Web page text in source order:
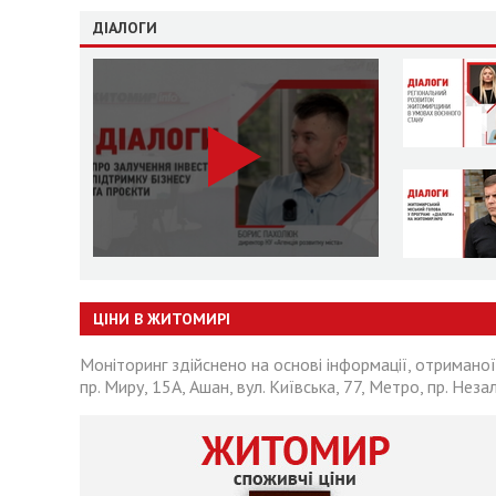
ДІАЛОГИ
ЦІНИ В ЖИТОМИРІ
Моніторинг здійснено на основі інформації,
пр. Миру, 15А, Ашан, вул. Київська, 77, Метро, пр.